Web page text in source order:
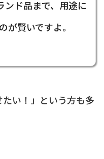
ンド品まで、用途に
が賢いですよ。
たい！」という方も多